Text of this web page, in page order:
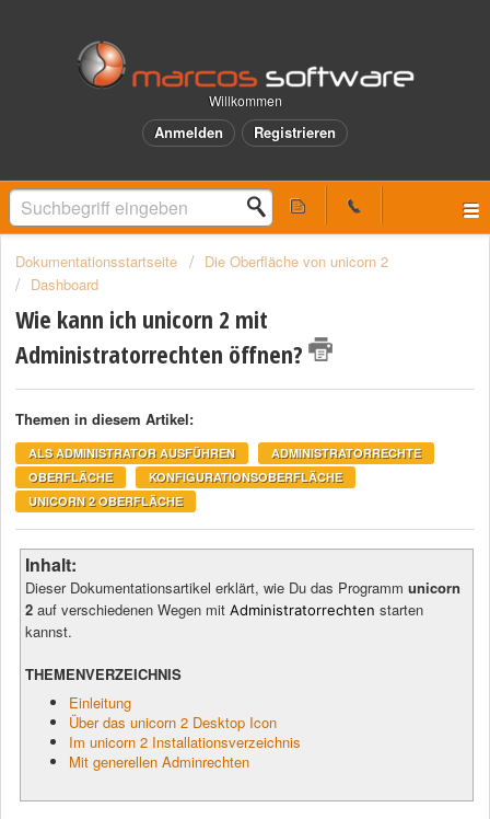
Willkommen
Anmelden Registrieren
Dokumentationsstartseite
Die Oberfläche von unicorn 2
Dashboard
Wie kann ich unicorn 2 mit
Administratorrechten öffnen?
Themen in diesem Artikel:
ALS ADMINISTRATOR AUSFÜHREN
ADMINISTRATORRECHTE
OBERFLÄCHE
KONFIGURATIONSOBERFLÄCHE
UNICORN 2 OBERFLÄCHE
Inhalt:
Dieser Dokumentationsartikel erklärt, wie Du das Programmunicorn
2 auf verschiedenen Wegen mitAdministratorrechtenstarten
kannst.
THEMENVERZEICHNIS
Einleitung
Über das unicorn 2 Desktop Icon
Im unicorn 2 Installationsverzeichnis
Mit generellen Adminrechten